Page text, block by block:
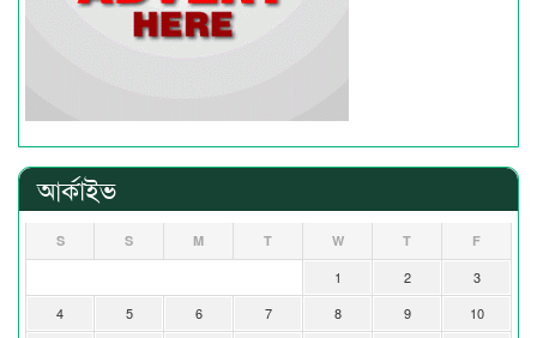
আর্কাইভ
S S M T W T F
1 2
3
4
5 6 7 8 9
10